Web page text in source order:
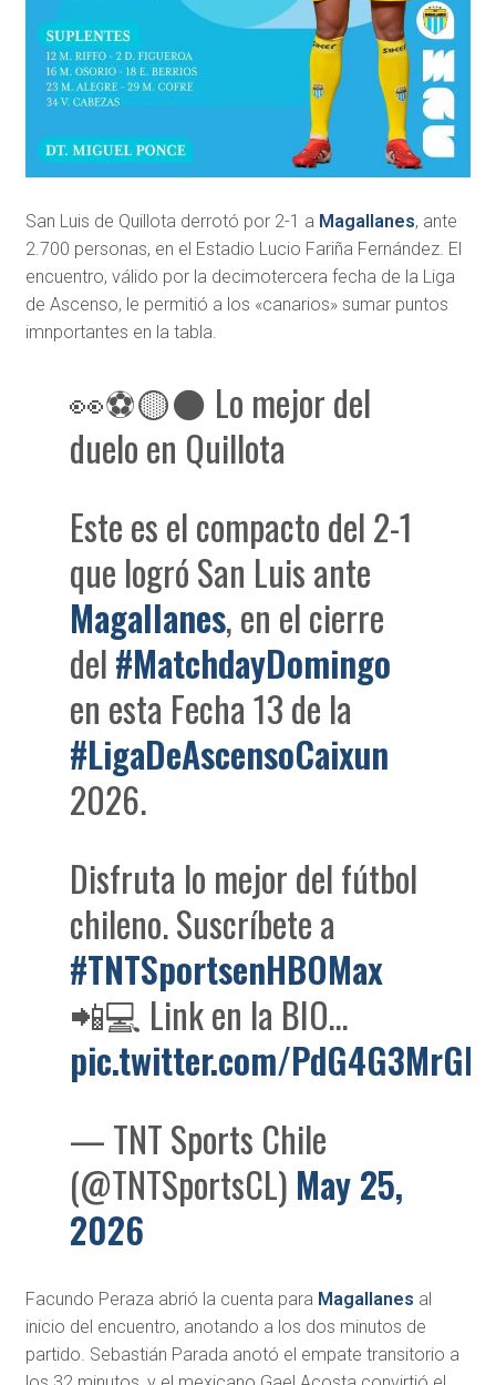
San Luis de Quillota derrotó por 2-1 a Magallanes, ante
2.700 personas, en el Estadio Lucio Fariña Fernández. El
encuentro, válido por la decimotercera fecha de la Liga
de Ascenso, le permitió a los «canarios» sumar puntos
imnportantes en la tabla.
👀⚽🟡⚫ Lo mejor del
duelo en Quillota
Este es el compacto del 2-1
que logró San Luis ante
Magallanes, en el cierre
del#MatchdayDomingo
en esta Fecha 13 de la
#LigaDeAscensoCaixun
2026.
Disfruta lo mejor del fútbol
chileno. Suscríbete a
#TNTSportsenHBOMax
📲💻 Link en la BIO…
pic.twitter.com/PdG4G3MrGb
— TNT Sports Chile
(@TNTSportsCL) May 25,
2026
Facundo Peraza abrió la cuenta para Magallanes al
inicio del encuentro, anotando a los dos minutos de
partido. Sebastián Parada anotó el empate transitorio a